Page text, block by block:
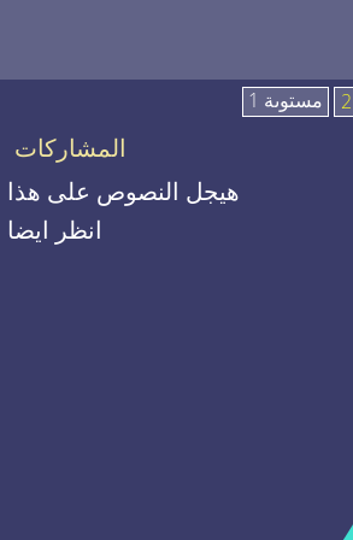
مستوىة 1
المشاركات
هيجل النصوص على هذا
انظر ايضا